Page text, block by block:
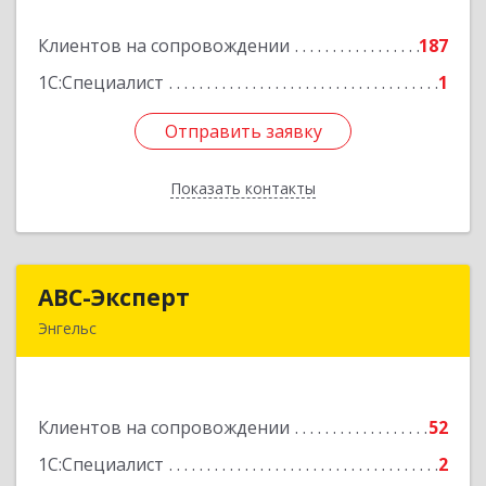
Клиентов на сопровождении
187
1С:Специалист
1
Отправить заявку
Показать контакты
Подробнее
Отправить заявку
Назад
АВС-Эксперт
Энгельс
Клиентов на сопровождении
52
1С:Специалист
2
Подробнее